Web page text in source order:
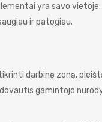
yra savo vietoje.
ir patogiau.
darbinę zoną,
gamintojo